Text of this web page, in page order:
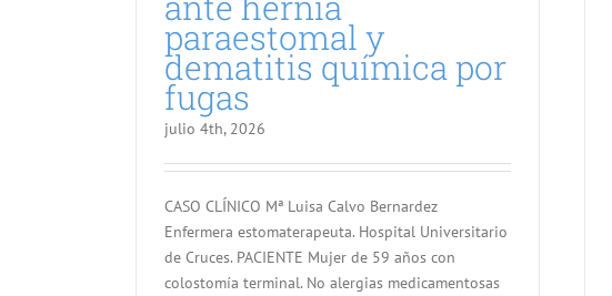
paraestomal y
dematitis química por
fugas
julio 4th, 2026
CASO CLÍNICO Mª Luisa Calvo Bernardez
Enfermera estomaterapeuta. Hospital Universitario
de Cruces. PACIENTE Mujer de 59 años con
colostomía terminal. No alergias medicamentosas